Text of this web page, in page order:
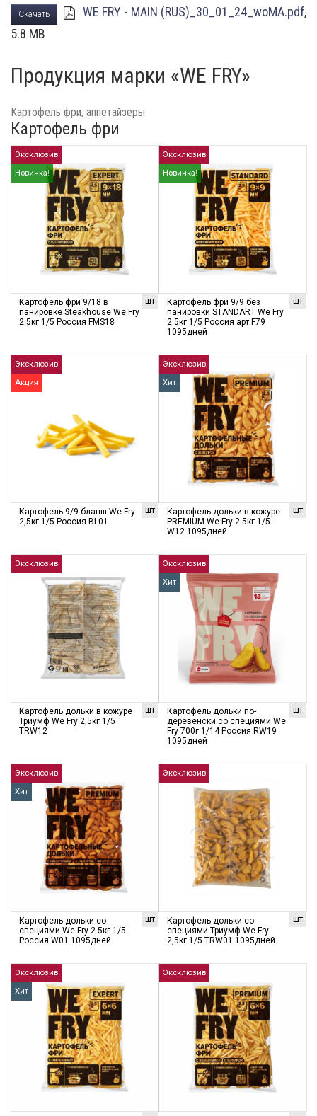
Скачать WE FRY - MAIN (RUS)_30_01_24_woMA.pdf,
5.8 MB
Продукция марки «WE FRY»
Картофель фри, аппетайзеры
Картофель фри
Эксклюзив
Новинка!
шт
Картофель фри 9/18 в
панировке Steakhouse We Fry
2.5кг 1/5 Россия FMS18
Эксклюзив
Новинка!
шт
Картофель фри 9/9 без
панировки STANDART We Fry
2.5кг 1/5 Россия арт F79
1095дней
Эксклюзив
Акция
шт
Картофель 9/9 бланш We Fry
2,5кг 1/5 Россия BL01
Эксклюзив
Хит
шт
Картофель дольки в кожуре
PREMIUM We Fry 2.5кг 1/5
W12 1095дней
Эксклюзив
шт
Картофель дольки в кожуре
Триумф We Fry 2,5кг 1/5
TRW12
Эксклюзив
Хит
шт
Картофель дольки по-
деревенски со специями We
Fry 700г 1/14 Россия RW19
1095дней
Эксклюзив
Хит
шт
Картофель дольки со
специями We Fry 2.5кг 1/5
Россия W01 1095дней
Эксклюзив
шт
Картофель дольки со
специями Триумф We Fry
2,5кг 1/5 TRW01 1095дней
Эксклюзив
Хит
Эксклюзив